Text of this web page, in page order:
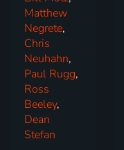
Matthew
Negrete,
Chris
Neuhahn,
Paul Rugg,
Ross
Beeley,
Dean
Stefan